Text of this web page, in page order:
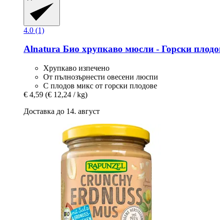
4.0 (1)
Alnatura Био хрупкаво мюсли -​ Горски
Хрупкаво изпечено
От пълнозърнести овесени люспи
С плодов микс от горски плодове
€ 4,59 (€ 12,24 / kg)
Доставка до 14. август